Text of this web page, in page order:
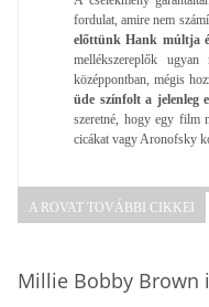
fordulat, amire nem
előttünk Hank múltja
mellékszereplők
középpontban, mégis
üde színfolt a jelenleg
szeretné, hogy egy film
cicákat vagy Aronofsky
A ROVAT TOVÁBBI CIKKEI
Millie Bobby Brown